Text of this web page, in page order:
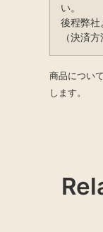
い。
後程弊社
（決済
商品につい
します。